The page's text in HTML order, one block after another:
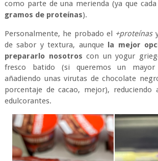
como parte de una merienda (ya que
gramos de proteínas).
Personalmente, he probado el +proteínas
de sabor y textura, aunque la mejor
prepararlo nosotros con un yogur
fresco batido (si queremos un
añadiendo unas virutas de chocolate
porcentaje de cacao, mejor), reduciendo
edulcorantes.